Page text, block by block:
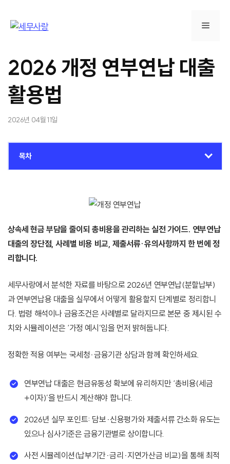
메
2026 개정 연부연납 대출
활용법
2026년 04월 11일
목차
상속세 현금 부담을 줄이되 총비용을 관리하는 실전 가이드. 연부연납
대출의 장단점, 사례별 비용 비교, 제출서류·유의사항까지 한 번에 정
리합니다.
세무사랑에서 분석한 자료를 바탕으로 2026년 연부연납(분할납부)
과 연부연납용 대출을 실무에서 어떻게 활용할지 단계별로 정리합니
다. 법령 해석이나 금융조건은 사례별로 달라지므로 본문 중 제시된 수
치와 시뮬레이션은 ‘가정 예시’임을 먼저 밝혀둡니다.
정확한 적용 여부는 국세청·금융기관 상담과 함께 확인하세요.
연부연납 대출은 현금유동성 확보에 유리하지만 ‘총비용(세금
+이자)’을 반드시 계산해야 합니다.
2026년 실무 포인트: 담보·신용평가와 제출서류 간소화 유도는
있으나 심사기준은 금융기관별로 상이합니다.
사전 시뮬레이션(납부기간·금리·지연가산금 비교)을 통해 최적